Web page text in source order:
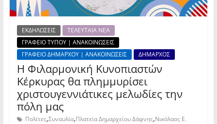
ΕΚΔΗΛΩΣΕΙΣ
ΤΕΛΕΥΤΑΙΑ ΝΕΑ
ΓΡΑΦΕΙΟ ΤΥΠΟΥ | ΑΝΑΚΟΙΝΩΣΕΙΣ
ΓΡΑΦΕΙΟ ΔΗΜΑΡΧΟΥ | ΑΝΑΚΟΙΝΩΣΕΙΣ
ΔΗΜΑΡΧΟΣ
Η Φιλαρμονική Κυνοπιαστών
Κέρκυρας θα πλημμυρίσει
χριστουγεννιάτικες μελωδίες την
πόλη μας
Πολίτες,Συναυλία,Πλατεία Δημαρχείου Δάφνης,Νικόλαος Ε.